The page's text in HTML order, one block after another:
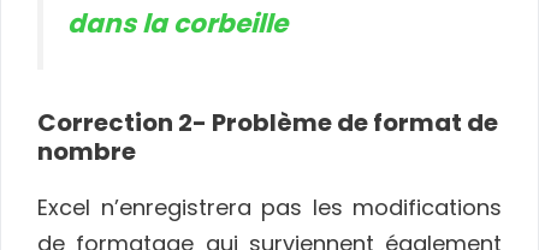
dans la corbeille
Correction 2- Problème de format de
nombre
Excel n’enregistrera pas les modifications
de formatage qui surviennent également